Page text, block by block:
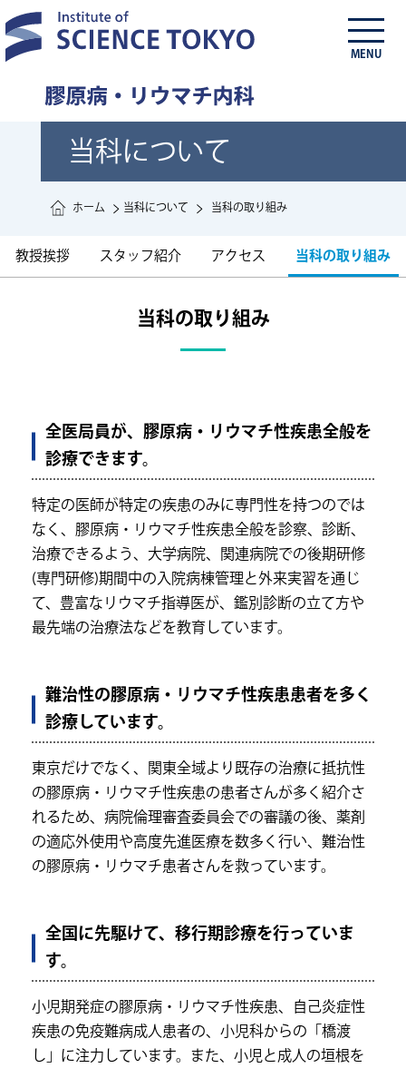
MENU
当科について
ホーム 当科について 当科の取り組み
教授挨拶 スタッフ紹介 アクセス 当科の取り組み
当科の取り組み
全医局員が、膠原病・リウマチ性疾患全般を
診療できます。
特定の医師が特定の疾患のみに専門性を持つのでは
なく、膠原病・リウマチ性疾患全般を診察、診断、
治療できるよう、大学病院、関連病院での後期研修
(専門研修)期間中の入院病棟管理と外来実習を通じ
て、豊富なリウマチ指導医が、鑑別診断の立て方や
最先端の治療法などを教育しています。
難治性の膠原病・リウマチ性疾患患者を多く
診療しています。
東京だけでなく、関東全域より既存の治療に抵抗性
の膠原病・リウマチ性疾患の患者さんが多く紹介さ
れるため、病院倫理審査委員会での審議の後、薬剤
の適応外使用や高度先進医療を数多く行い、難治性
の膠原病・リウマチ患者さんを救っています。
全国に先駆けて、移行期診療を行っていま
す。
小児期発症の膠原病・リウマチ性疾患、自己炎症性
疾患の免疫難病成人患者の、小児科からの「橋渡
し」に注力しています。また、小児と成人の垣根を